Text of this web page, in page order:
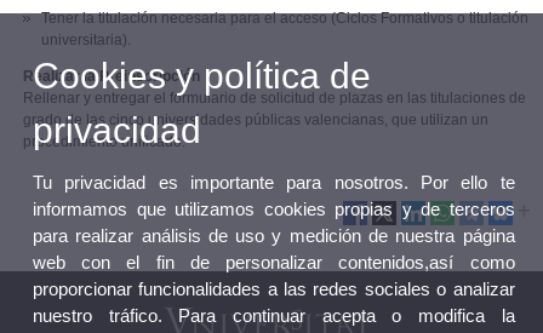
Tener la titulación necesaria para el acceso (Ciclos Formativos o titulación
universitaria).
Realizar la Preinscripción
Rellenar y entregar el formulario de solicitud de plazas en las titulaciones de
grado de las cinco universidades públicas valencianas, que utilizan un
procedimiento unificado.
Cookies y política de
privacidad
Tu privacidad es importante para nosotros. Por ello te
informamos que utilizamos cookies propias y de terceros
para realizar análisis de uso y medición de nuestra página
web con el fin de personalizar contenidos,así como
proporcionar funcionalidades a las redes sociales o analizar
nuestro tráfico. Para continuar acepta o modifica la